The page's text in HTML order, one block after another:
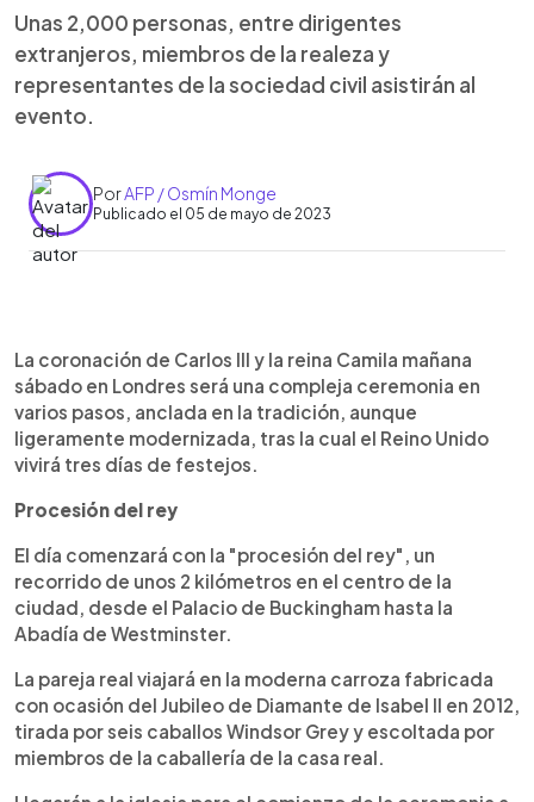
Unas 2,000 personas, entre dirigentes
extranjeros, miembros de la realeza y
representantes de la sociedad civil asistirán al
evento.
PorAFP / Osmín Monge
Publicado el 05 de mayo de 2023
Escuchar artículo
La coronación de Carlos III y la reina Camila mañana
sábado en Londres será una compleja ceremonia en
varios pasos, anclada en la tradición, aunque
ligeramente modernizada, tras la cual el Reino Unido
vivirá tres días de festejos.
Procesión del rey
El día comenzará con la "procesión del rey", un
recorrido de unos 2 kilómetros en el centro de la
ciudad, desde el Palacio de Buckingham hasta la
Abadía de Westminster.
La pareja real viajará en la moderna carroza fabricada
con ocasión del Jubileo de Diamante de Isabel II en 2012,
tirada por seis caballos Windsor Grey y escoltada por
miembros de la caballería de la casa real.